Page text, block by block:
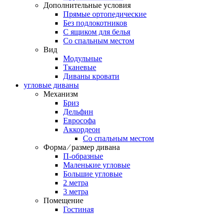
Дополнительные условия
Прямые ортопедические
Без подлокотников
С ящиком для белья
Со спальным местом
Вид
Модульные
Тканевые
Диваны кровати
угловые диваны
Механизм
Бриз
Дельфин
Еврософа
Аккордеон
Со спальным местом
Форма ⁄ размер дивана
П-образные
Маленькие угловые
Большие угловые
2 метра
3 метра
Помещение
Гостиная